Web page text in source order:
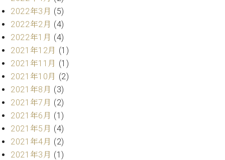
レ
ジ
デ
ン
ス
ア
プ
ラ
イ
ト
ピ
ア
ノ
ビ
ス
音
楽
教
ピ
ア
ノ
の
コ
2022年3月 (5)
2022年2月 (4)
2022年1月 (4)
2021年12月 (1)
2021年11月 (1)
2021年10月 (2)
2021年8月 (3)
2021年7月 (2)
2021年6月 (1)
2021年5月 (4)
2021年4月 (2)
2021年3月 (1)